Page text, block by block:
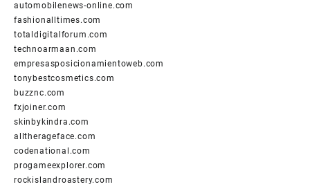
automobilenews-online.com
fashionalltimes.com
totaldigitalforum.com
technoarmaan.com
empresasposicionamientoweb.com
tonybestcosmetics.com
buzznc.com
fxjoiner.com
skinbykindra.com
alltherageface.com
codenational.com
progameexplorer.com
rockislandroastery.com